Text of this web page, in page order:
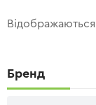
Відображаються
Бренд